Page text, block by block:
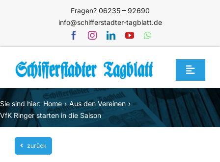
Fragen? 06235 – 92690
info@schifferstadter-tagblatt.de
Toggle
Home
Themen
Blog
Unternehmen
Sie sind hier: Home
Aus den Vereinen
VfK Ringer starten in die Saison
zurück